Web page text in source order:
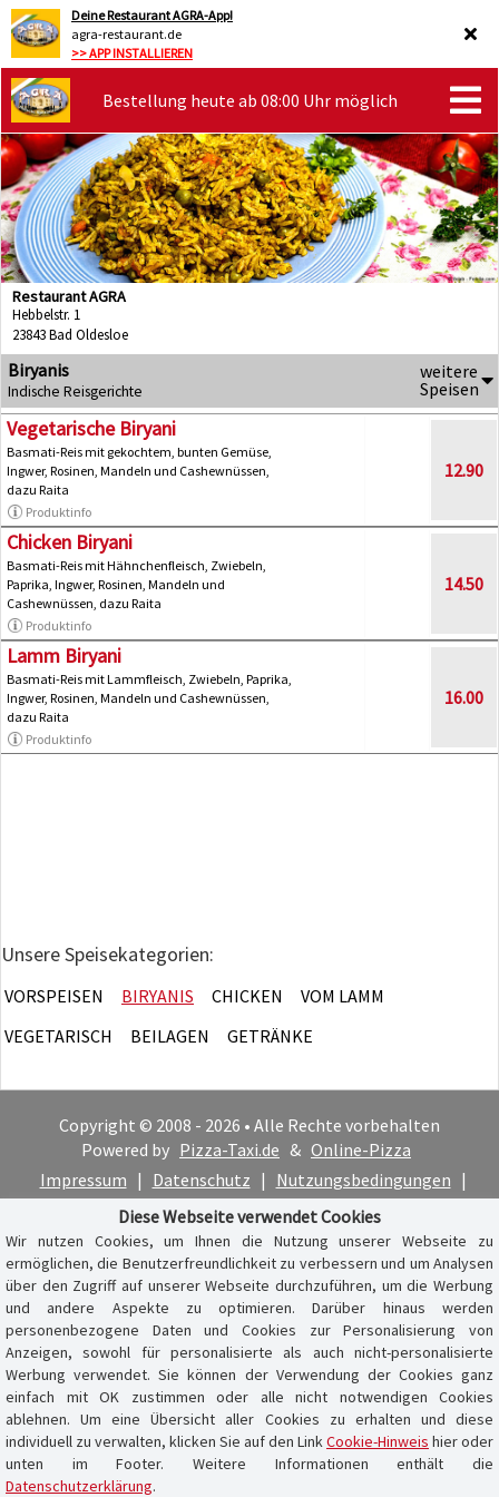
Deine Restaurant AGRA-App!
agra-restaurant.de
>> APP INSTALLIEREN
Bestellung heute ab 08:00 Uhr möglich
Restaurant AGRA
Hebbelstr. 1
23843 Bad Oldesloe
Biryanis
Indische Reisgerichte
weitere
Speisen
Vegetarische Biryani
Basmati-Reis mit gekochtem, bunten Gemüse,
Ingwer, Rosinen, Mandeln und Cashewnüssen,
dazu Raita
Produktinfo
12.90
Chicken Biryani
Basmati-Reis mit Hähnchenfleisch, Zwiebeln,
Paprika, Ingwer, Rosinen, Mandeln und
Cashewnüssen, dazu Raita
Produktinfo
14.50
Lamm Biryani
Basmati-Reis mit Lammfleisch, Zwiebeln, Paprika,
Ingwer, Rosinen, Mandeln und Cashewnüssen,
dazu Raita
Produktinfo
16.00
Unsere Speisekategorien:
VORSPEISEN BIRYANIS CHICKEN
VOM LAMM
VEGETARISCH
BEILAGEN GETRÄNKE
Copyright © 2008 - 2026 • Alle Rechte vorbehalten
Powered by Pizza-Taxi.de & Online-Pizza
Impressum | Datenschutz | Nutzungsbedingungen |
Cookie-Hinweis
Diese Webseite verwendet Cookies
Wir nutzen Cookies, um Ihnen die Nutzung unserer Webseite zu
ermöglichen, die Benutzerfreundlichkeit zu verbessern und um Analysen
über den Zugriff auf unserer Webseite durchzuführen, um die Werbung
und andere Aspekte zu optimieren. Darüber hinaus werden
personenbezogene Daten und Cookies zur Personalisierung von
Anzeigen, sowohl für personalisierte als auch nicht-personalisierte
Werbung verwendet. Sie können der Verwendung der Cookies ganz
einfach mit OK zustimmen oder alle nicht notwendigen Cookies
ablehnen. Um eine Übersicht aller Cookies zu erhalten und diese
individuell zu verwalten, klicken Sie auf den LinkCookie-Hinweis hier oder
unten im Footer. Weitere Informationen enthält die
Datenschutzerklärung.